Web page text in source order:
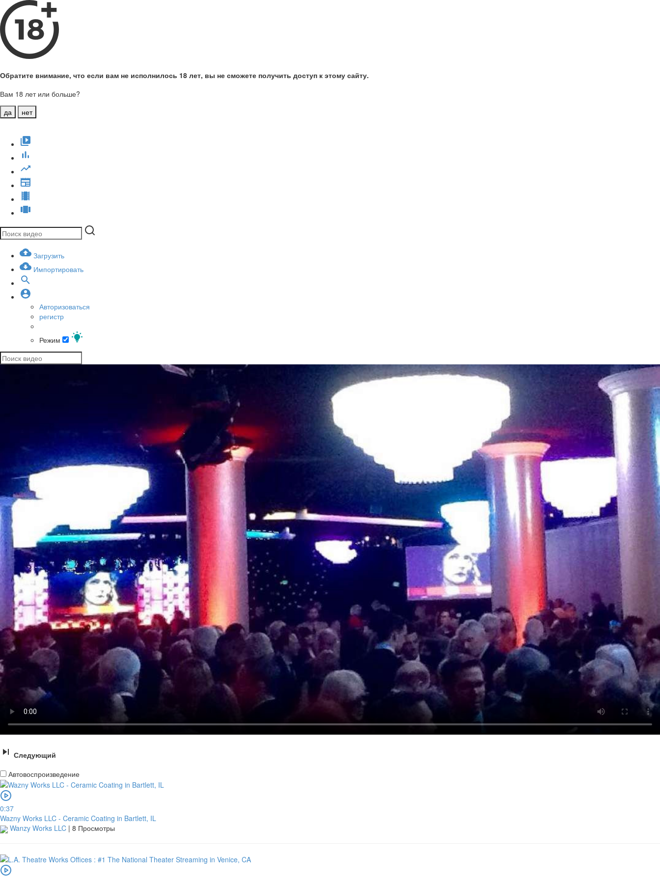
Обратите внимание, что если вам не исполнилось 18 лет, вы не сможете получить доступ к этому сайту.
Вам 18 лет или больше?
да
нет
Загрузить
Импортировать
Авторизоваться
регистр
Режим
Следующий
Автовоспроизведение
0:37
Wazny Works LLC - Ceramic Coating in Bartlett, IL
Wanzy Works LLC | 8 Просмотры